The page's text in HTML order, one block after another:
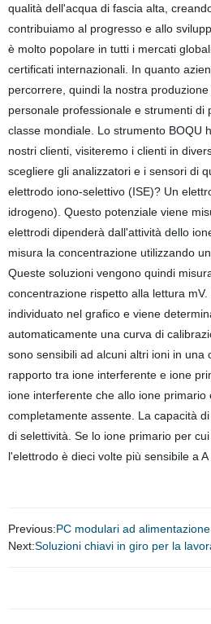
qualità dell'acqua di fascia alta,
contribuiamo al progresso e allo
è molto popolare in tutti i mercati
certificati internazionali. In quanto
percorrere, quindi la nostra
personale professionale e strumenti
classe mondiale. Lo strumento BOQU
nostri clienti, visiteremo i clienti in
scegliere gli analizzatori e i sensori di
elettrodo iono-selettivo (ISE)? Un
idrogeno). Questo potenziale viene
elettrodi dipenderà dall'attività dello
misura la concentrazione utilizzando
Queste soluzioni vengono quindi
concentrazione rispetto alla lettura
individuato nel grafico e viene
automaticamente una curva di
sono sensibili ad alcuni altri ioni in
rapporto tra ione interferente e ione
ione interferente che allo ione
completamente assente. La capacità
di selettività. Se lo ione primario per
l'elettrodo è dieci volte più sensibile a
Previous:PC modulari ad
Next:Soluzioni chiavi in giro per la